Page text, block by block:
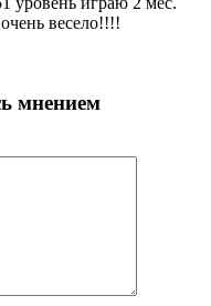
весело!!!!
мнением